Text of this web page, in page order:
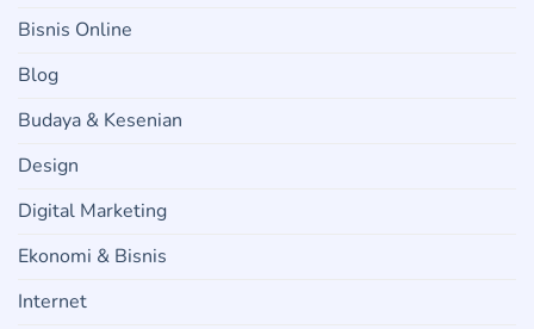
Bisnis Online
Blog
Budaya & Kesenian
Design
Digital Marketing
Ekonomi & Bisnis
Internet